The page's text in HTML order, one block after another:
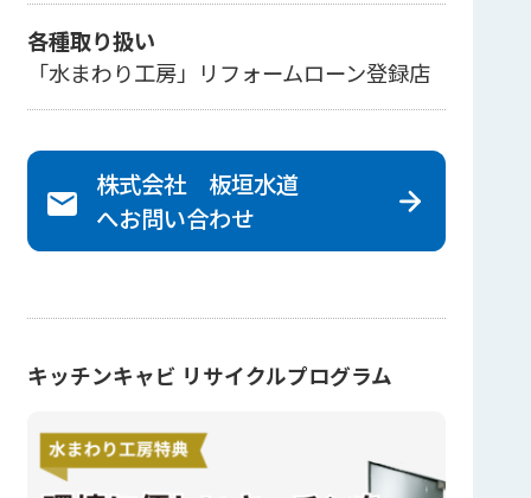
各種取り扱い
「水まわり工房」リフォームローン登録店
株式会社 板垣水道
へお問い合わせ
キッチンキャビ リサイクルプログラム